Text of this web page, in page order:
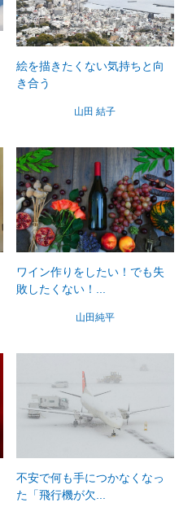
絵を描きたくない気持ちと向
き合う
山田 結子
ワイン作りをしたい！でも失
敗したくない！...
山田純平
不安で何も手につかなくなっ
た「飛行機が欠...